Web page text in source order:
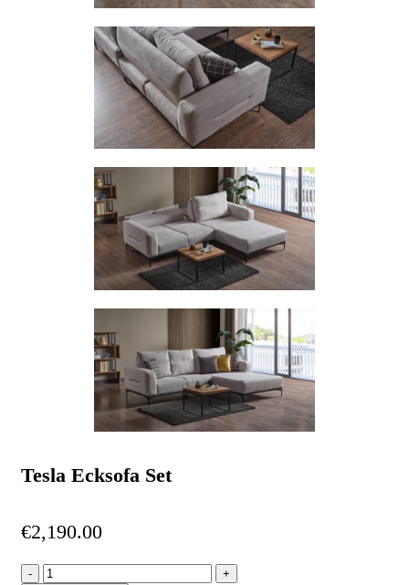
Tesla Ecksofa Set
€2,190.00